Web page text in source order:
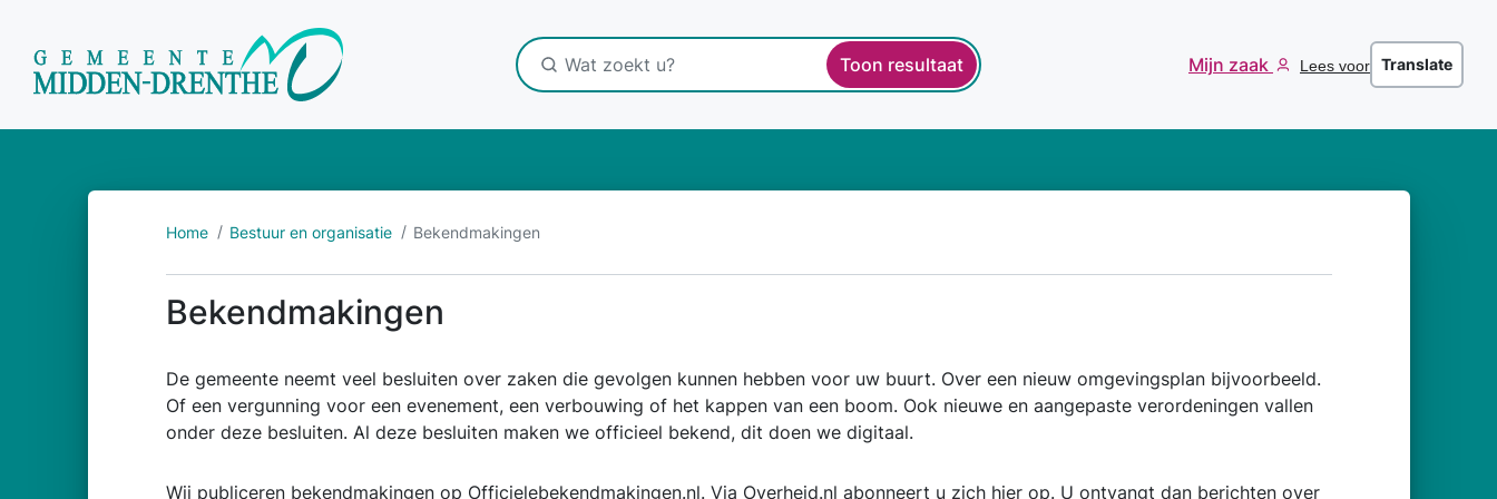
Toon resultaat Mijn zaak Lees voor Translate
Home Bestuur en organisatie Bekendmakingen
Bekendmakingen
De gemeente neemt veel besluiten over zaken die gevolgen kunnen hebben voor uw buurt. Over een nieuw omgevingsplan bijvoorbeeld.
Of een vergunning voor een evenement, een verbouwing of het kappen van een boom. Ook nieuwe en aangepaste verordeningen vallen
onder deze besluiten. Al deze besluiten maken we officieel bekend, dit doen we digitaal.
Wij publiceren bekendmakingen op Officielebekendmakingen.nl. Via Overheid.nl abonneert u zich hier op. U ontvangt dan berichten over